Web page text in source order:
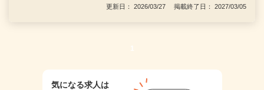
更新日： 2026/03/27 掲載終了日： 2027/03/05
1
気になる求人は